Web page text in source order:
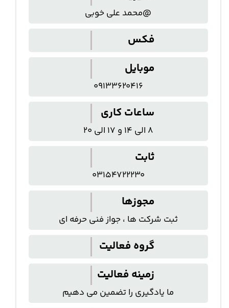
@محمد علی خوبی
فکس
موبایل
09133620416
ساعات کاری
8 الی 14 و 17 الی 20
ثابت
03154722230
مجوزها
ثبت شرکت ها ، جواز فنی حرفه ای
گروه فعالیت
زمینه فعالیت
ما یادگیری را تضمین می دهیم